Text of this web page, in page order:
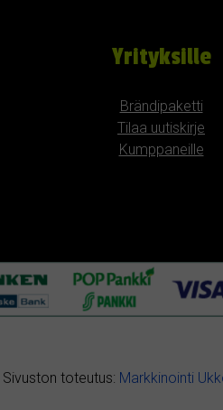
Yrityksille
Brändipaketti
Tilaa uutiskirje
Kumppaneille
Sivuston toteutus: Markkinointi